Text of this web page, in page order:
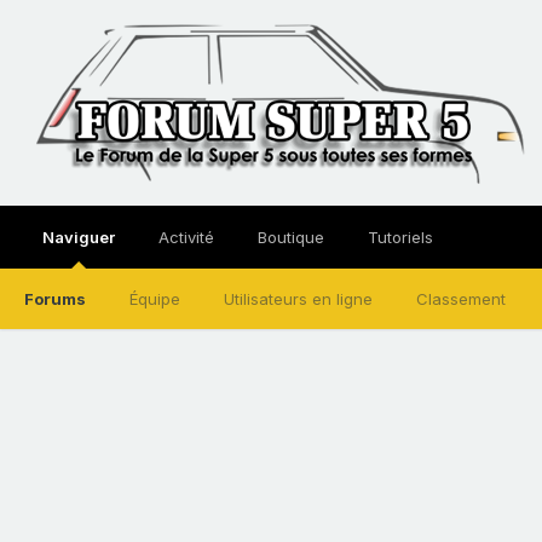
Naviguer
Forums Équipe Utilisateurs en ligne Classement
Activité Boutique Tutoriels